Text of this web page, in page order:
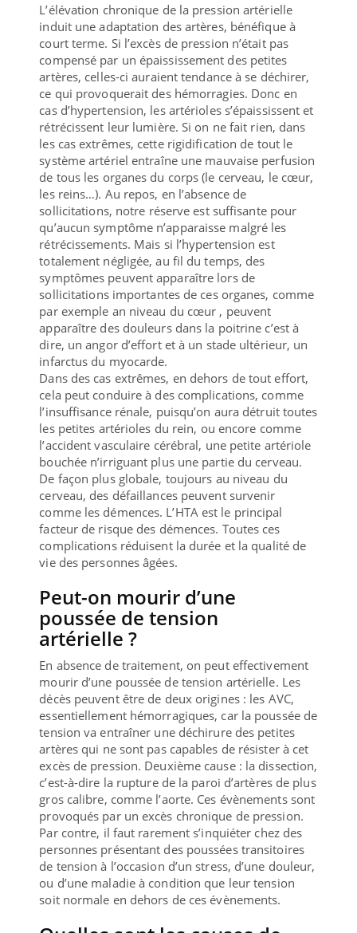
L’élévation chronique de la pression artérielle
induit une adaptation des artères, bénéfique à
court terme. Si l’excès de pression n’était pas
compensé par un épaississement des petites
artères, celles-ci auraient tendance à se déchirer,
ce qui provoquerait des hémorragies. Donc en
cas d’hypertension, les artérioles s’épaississent et
rétrécissent leur lumière. Si on ne fait rien, dans
les cas extrêmes, cette rigidification de tout le
système artériel entraîne une mauvaise perfusion
de tous les organes du corps (le cerveau, le cœur,
les reins…). Au repos, en l’absence de
sollicitations, notre réserve est suffisante pour
qu’aucun symptôme n’apparaisse malgré les
rétrécissements. Mais si l’hypertension est
totalement négligée, au fil du temps, des
symptômes peuvent apparaître lors de
sollicitations importantes de ces organes, comme
par exemple an niveau du cœur , peuvent
apparaître des douleurs dans la poitrine c’est à
dire, un angor d’effort et à un stade ultérieur, un
infarctus du myocarde.
Dans des cas extrêmes, en dehors de tout effort,
cela peut conduire à des complications, comme
l’insuffisance rénale, puisqu’on aura détruit toutes
les petites artérioles du rein, ou encore comme
l’accident vasculaire cérébral, une petite artériole
bouchée n’irriguant plus une partie du cerveau.
De façon plus globale, toujours au niveau du
cerveau, des défaillances peuvent survenir
comme les démences. L’HTA est le principal
facteur de risque des démences. Toutes ces
complications réduisent la durée et la qualité de
vie des personnes âgées.
Peut-on mourir d’une
poussée de tension
artérielle ?
En absence de traitement, on peut effectivement
mourir d’une poussée de tension artérielle. Les
décès peuvent être de deux origines : les AVC,
essentiellement hémorragiques, car la poussée de
tension va entraîner une déchirure des petites
artères qui ne sont pas capables de résister à cet
excès de pression. Deuxième cause : la dissection,
c’est-à-dire la rupture de la paroi d’artères de plus
gros calibre, comme l’aorte. Ces évènements sont
provoqués par un excès chronique de pression.
Par contre, il faut rarement s’inquiéter chez des
personnes présentant des poussées transitoires
de tension à l’occasion d’un stress, d’une douleur,
ou d’une maladie à condition que leur tension
soit normale en dehors de ces évènements.